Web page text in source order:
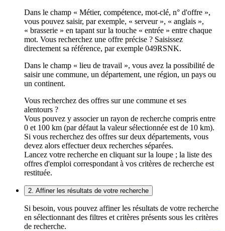
Dans le champ « Métier, compétence, mot-clé, n° d'offre »,
vous pouvez saisir, par exemple, « serveur », « anglais »,
« brasserie » en tapant sur la touche « entrée » entre chaque
mot. Vous recherchez une offre précise ? Saisissez
directement sa référence, par exemple 049RSNK.
Dans le champ « lieu de travail », vous avez la possibilité de
saisir une commune, un département, une région, un pays ou
un continent.
Vous recherchez des offres sur une commune et ses
alentours ?
Vous pouvez y associer un rayon de recherche compris entre
0 et 100 km (par défaut la valeur sélectionnée est de 10 km).
Si vous recherchez des offres sur deux départements, vous
devez alors effectuer deux recherches séparées.
Lancez votre recherche en cliquant sur la loupe ; la liste des
offres d'emploi correspondant à vos critères de recherche est
restituée.
2. Affiner les résultats de votre recherche
Si besoin, vous pouvez affiner les résultats de votre recherche
en sélectionnant des filtres et critères présents sous les critères
de recherche.